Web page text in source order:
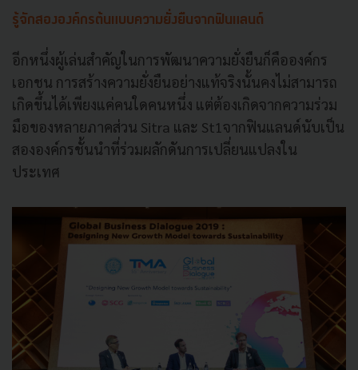
รู้จักสององค์กรต้นแบบความยั่งยืนจากฟินแลนด์
อีกหนึ่งผู้เล่นสำคัญในการพัฒนาความยั่งยืนก็คือองค์กร
เอกชน การสร้างความยั่งยืนอย่างแท้จริงนั้นคงไม่สามารถ
เกิดขึ้นได้เพียงแค่คนใดคนหนึ่ง แต่ต้องเกิดจากความร่วม
มือของหลายภาคส่วน Sitra และ St1จากฟินแลนด์นับเป็น
สององค์กรชั้นนำที่ร่วมผลักดันการเปลี่ยนแปลงใน
ประเทศ